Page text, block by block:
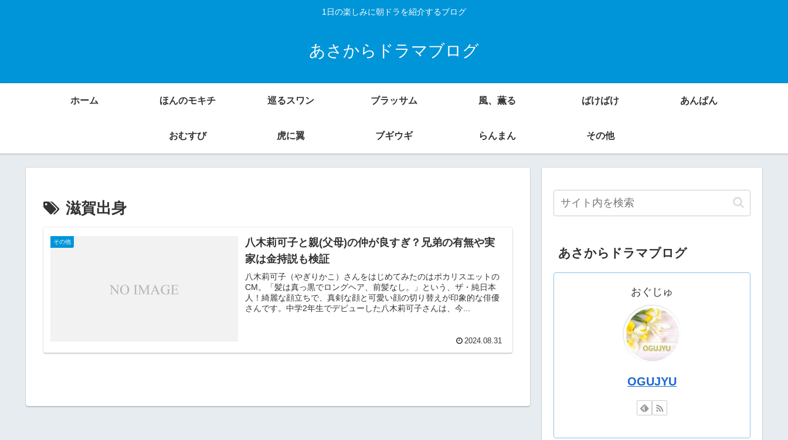
1日の楽しみに朝ドラを紹介するブログ
あさからドラマブログ
ホーム ほんのモキチ 巡るスワン ブラッサム 風、薫る ばけばけ あんぱん
おむすび 虎に翼 ブギウギ らんまん その他
滋賀出身
その他
八木莉可子と親(父母)の仲が良すぎ？兄弟の有無や実
家は金持説も検証
八木莉可子（やぎりかこ）さんをはじめてみたのはポカリスエットの
CM。「髪は真っ黒でロングヘア、前髪なし。」という、ザ・純日本
人！綺麗な顔立ちで、真剣な顔と可愛い顔の切り替えが印象的な俳優
さんです。中学2年生でデビューした八木莉可子さんは、今...
2024.08.31
あさからドラマブログ
おぐじゅ
OGUJYU